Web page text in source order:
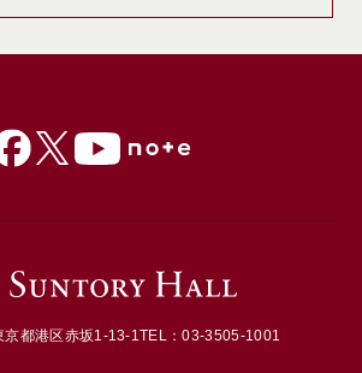
都港区赤坂1-13-1TEL：03-3505-1001